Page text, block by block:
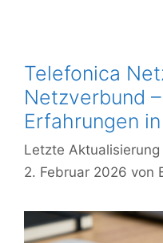
Telefonica
Netzverbund
Erfahrungen
2. Februar 2026 von